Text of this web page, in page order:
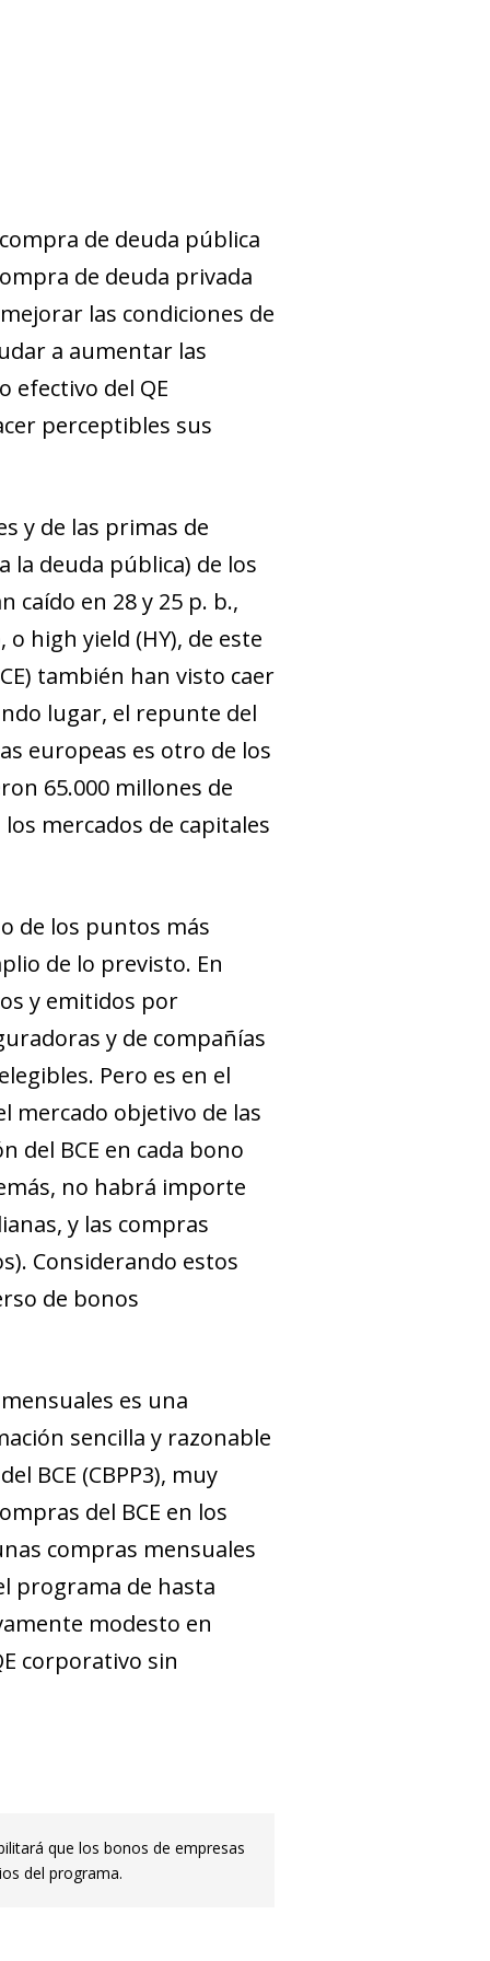
de deuda pública
de deuda privada
las con­­­­diciones de
a aumentar las
efectivo del QE
perceptibles sus
y de las primas de
la deuda pública) de los
caído en 28 y 25 p. b.,
o high yield (HY), de este
también han visto caer
lugar, el repunte del
europeas es otro de los
65.000 millones de
mercados de capitales
de los puntos más
de lo previsto. En
y emitidos por
y de compañías
Pero es en el
mercado objetivo de las
del BCE en cada bono
no habrá importe
y las compras
Considerando es­­tos
de bonos
es una
sencilla y razonable
BCE (CBPP3), muy
del BCE en los
compras mensuales
programa de hasta
modesto en
corporativo sin
que los bonos de empresas
del programa.